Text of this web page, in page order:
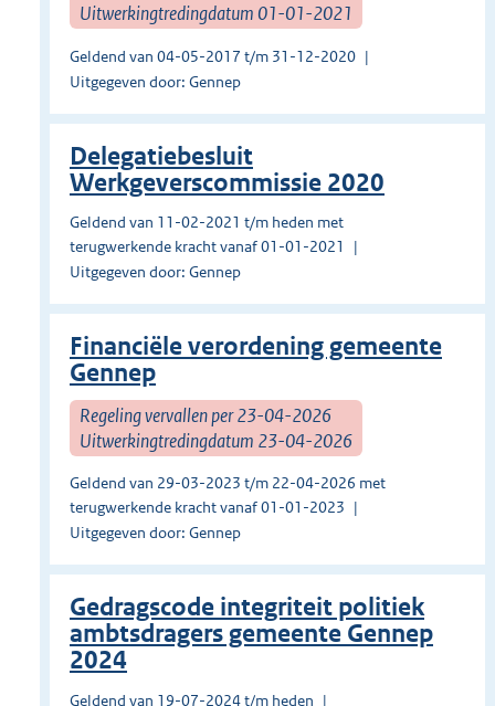
Uitwerkingtredingdatum 01-01-2021
Geldend van 04-05-2017 t/m 31-12-2020
Uitgegeven door: Gennep
Delegatiebesluit
Werkgeverscommissie 2020
Geldend van 11-02-2021 t/m heden met
terugwerkende kracht vanaf 01-01-2021
Uitgegeven door: Gennep
Financiële verordening gemeente
Gennep
Regeling vervallen per 23-04-2026
Uitwerkingtredingdatum 23-04-2026
Geldend van 29-03-2023 t/m 22-04-2026 met
terugwerkende kracht vanaf 01-01-2023
Uitgegeven door: Gennep
Gedragscode integriteit politiek
ambtsdragers gemeente Gennep
2024
Geldend van 19-07-2024 t/m heden